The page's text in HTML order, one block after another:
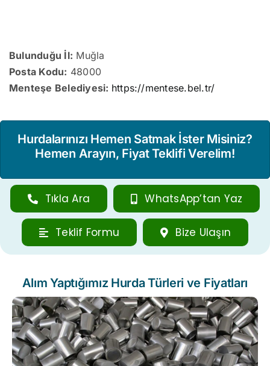
Bulunduğu İl: Muğla
Posta Kodu: 48000
Menteşe Belediyesi: https://mentese.bel.tr/
Hurdalarınızı Hemen Satmak İster Misiniz?
Hemen Arayın, Fiyat Teklifi Verelim!
Tıkla Ara WhatsApp’tan Yaz
Teklif Formu Bize Ulaşın
Alım Yaptığımız Hurda Türleri ve Fiyatları